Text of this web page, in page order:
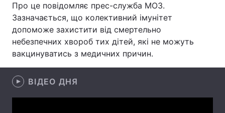
Здоров'я Туризм
Цікавинки Погода
Регіони
Про це повідомляє прес-служба МОЗ.
Зазначається, що колективний імунітет
допоможе захистити від смертельно
небезпечних хвороб тих дітей, які не можуть
вакцинуватись з медичних причин.
ВІДЕО ДНЯ